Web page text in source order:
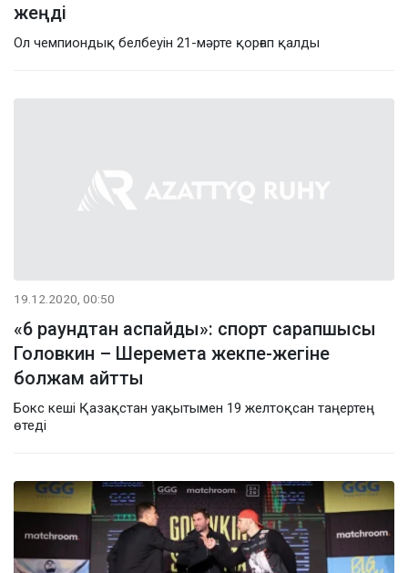
жеңді
Ол чемпиондық белбеуін 21-мәрте қорғап қалды
19.12.2020, 00:50
«6 раундтан аспайды»: спорт сарапшысы
Головкин – Шеремета жекпе-жегіне
болжам айтты
Бокс кеші Қазақстан уақытымен 19 желтоқсан таңертең
өтеді